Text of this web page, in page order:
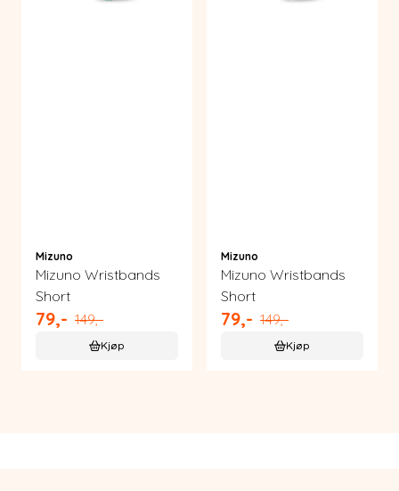
Mizuno
Mizuno Wristbands
Short
79,- 149,-
Kjøp
Mizuno
Mizuno Wristbands
Short
79,- 149,-
Kjøp